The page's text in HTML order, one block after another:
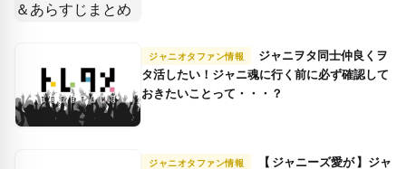
ジャニオタファン情報
タ活したい！ジャニ魂に行く前に必ず確認して
おきたいことって・・・？
ジャニオタファン情報